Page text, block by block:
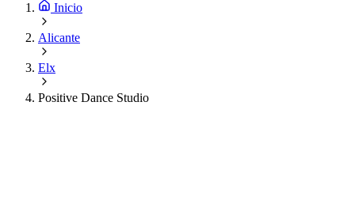
Inicio
Alicante
Elx
Positive Dance Studio